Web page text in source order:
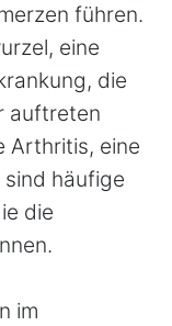
führen.
eine
die
auftreten
Arthritis, eine
häufige
die
im